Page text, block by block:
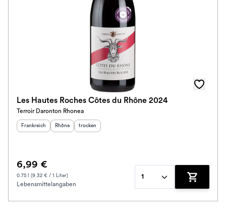
Les Hautes Roches Côtes du Rhône 2024
Terroir Daronton Rhonea
Herkunftsland
Frankreich Herkunftsregion:
Rhône Geschmack
trocken
6,99 €
0.75 l (9.32 € / 1 Liter)
Lebensmittelangaben
1
Zum